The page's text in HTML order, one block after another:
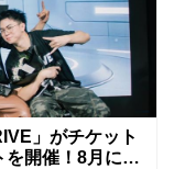
」がチケット
を開催！8月に新